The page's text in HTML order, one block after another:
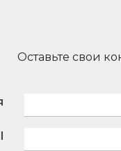
Оставьте свои